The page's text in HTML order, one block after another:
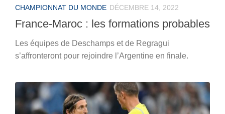
CHAMPIONNAT DU MONDE DÉCEMBRE 14, 2022
France-Maroc : les formations probables
Les équipes de Deschamps et de Regragui
s’affronteront pour rejoindre l’Argentine en finale.